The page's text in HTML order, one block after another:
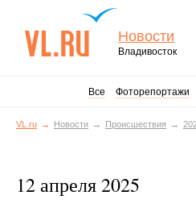
Новости
Владивосток
Все Фоторепортажи
VL.ru Новости Происшествия
12 апреля 2025